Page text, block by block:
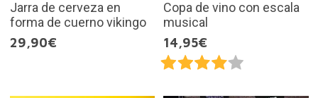
Jarra de cerveza en
forma de cuerno vikingo
29,90€
Copa de vino con escala
musical
14,95€